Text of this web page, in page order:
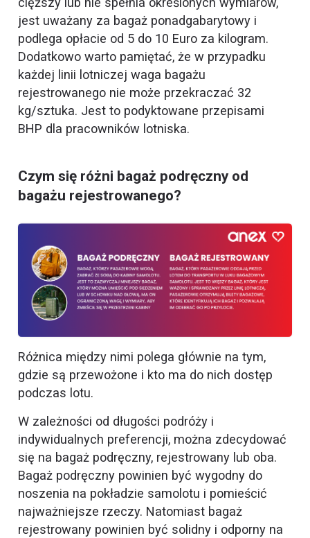
jest uważany za bagaż ponadgabarytowy i
podlega opłacie od 5 do 10 Euro za kilogram.
Dodatkowo warto pamiętać, że w przypadku
każdej linii lotniczej waga bagażu
rejestrowanego nie może przekraczać 32
kg/sztuka. Jest to podyktowane przepisami
BHP dla pracowników lotniska.
Czym się różni bagaż podręczny od
bagażu rejestrowanego?
Różnica między nimi polega głównie na tym,
gdzie są przewożone i kto ma do nich dostęp
podczas lotu.
W zależności od długości podróży i
indywidualnych preferencji, można zdecydować
się na bagaż podręczny, rejestrowany lub oba.
Bagaż podręczny powinien być wygodny do
noszenia na pokładzie samolotu i pomieścić
najważniejsze rzeczy. Natomiast bagaż
rejestrowany powinien być solidny i odporny na